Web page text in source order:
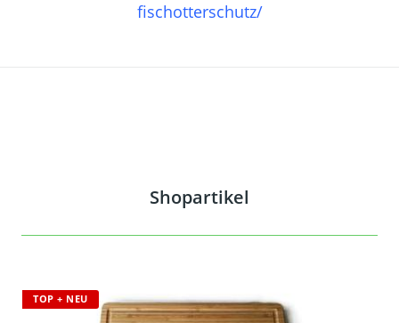
fischotterschutz/
Shopartikel
TOP + NEU